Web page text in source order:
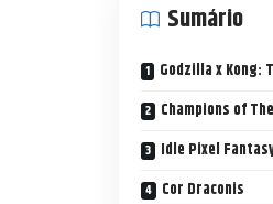
Sumário
Godzilla x Kong:
Champions of
Idle Pixel
Cor Draconis